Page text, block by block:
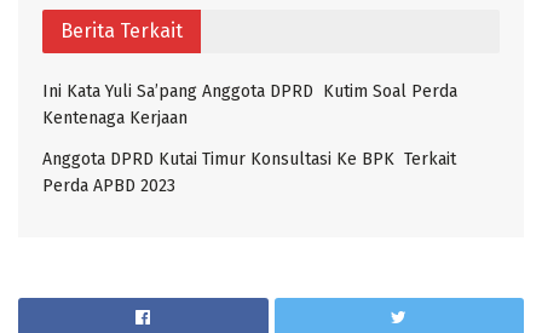
Berita Terkait
Ini Kata Yuli Sa’pang Anggota DPRD Kutim Soal Perda
Kentenaga Kerjaan
Anggota DPRD Kutai Timur Konsultasi Ke BPK Terkait
Perda APBD 2023